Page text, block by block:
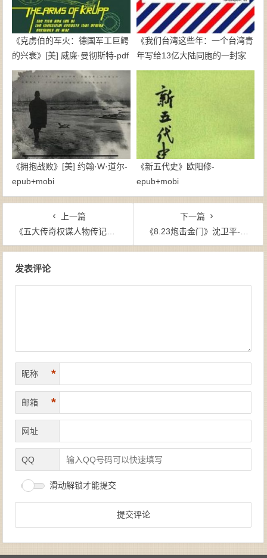
《克虏伯的军火：德国军工巨鳄
的兴衰》[美] 威廉·曼彻斯特-pdf
《我们台湾这些年：一个台湾青
年写给13亿大陆同胞的一封家
书》廖信忠-epub+mobi
《拥抱战败》[美] 约翰·W·道尔-
epub+mobi
《新五代史》欧阳修-
epub+mobi
上一篇
《五大传奇权谋人物传记（套装共5册）》度阴山-azw3
下一篇
《8.23炮击金门》沈卫平-mobi
发表评论
昵称 *
邮箱 *
网址
QQ
滑动解锁才能提交